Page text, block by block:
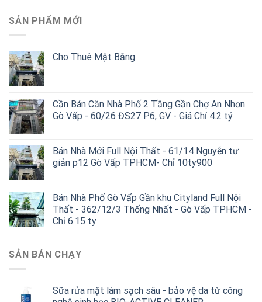
SẢN PHẨM MỚI
Cho Thuê Mặt Bằng
Cần Bán Căn Nhà Phố 2 Tầng Gần Chợ An Nhơn
Gò Vấp - 60/26 ĐS27 P6, GV - Giá Chỉ 4.2 tỷ
Bán Nhà Mới Full Nội Thất - 61/14 Nguyễn tư
giản p12 Gò Vấp TPHCM- Chỉ 10ty900
Bán Nhà Phố Gò Vấp Gần khu Cityland Full Nội
Thất - 362/12/3 Thống Nhất - Gò Vấp TPHCM -
Chỉ 6.15 ty
SẢN BÁN CHẠY
Sữa rửa mặt làm sạch sâu - bảo vệ da từ công